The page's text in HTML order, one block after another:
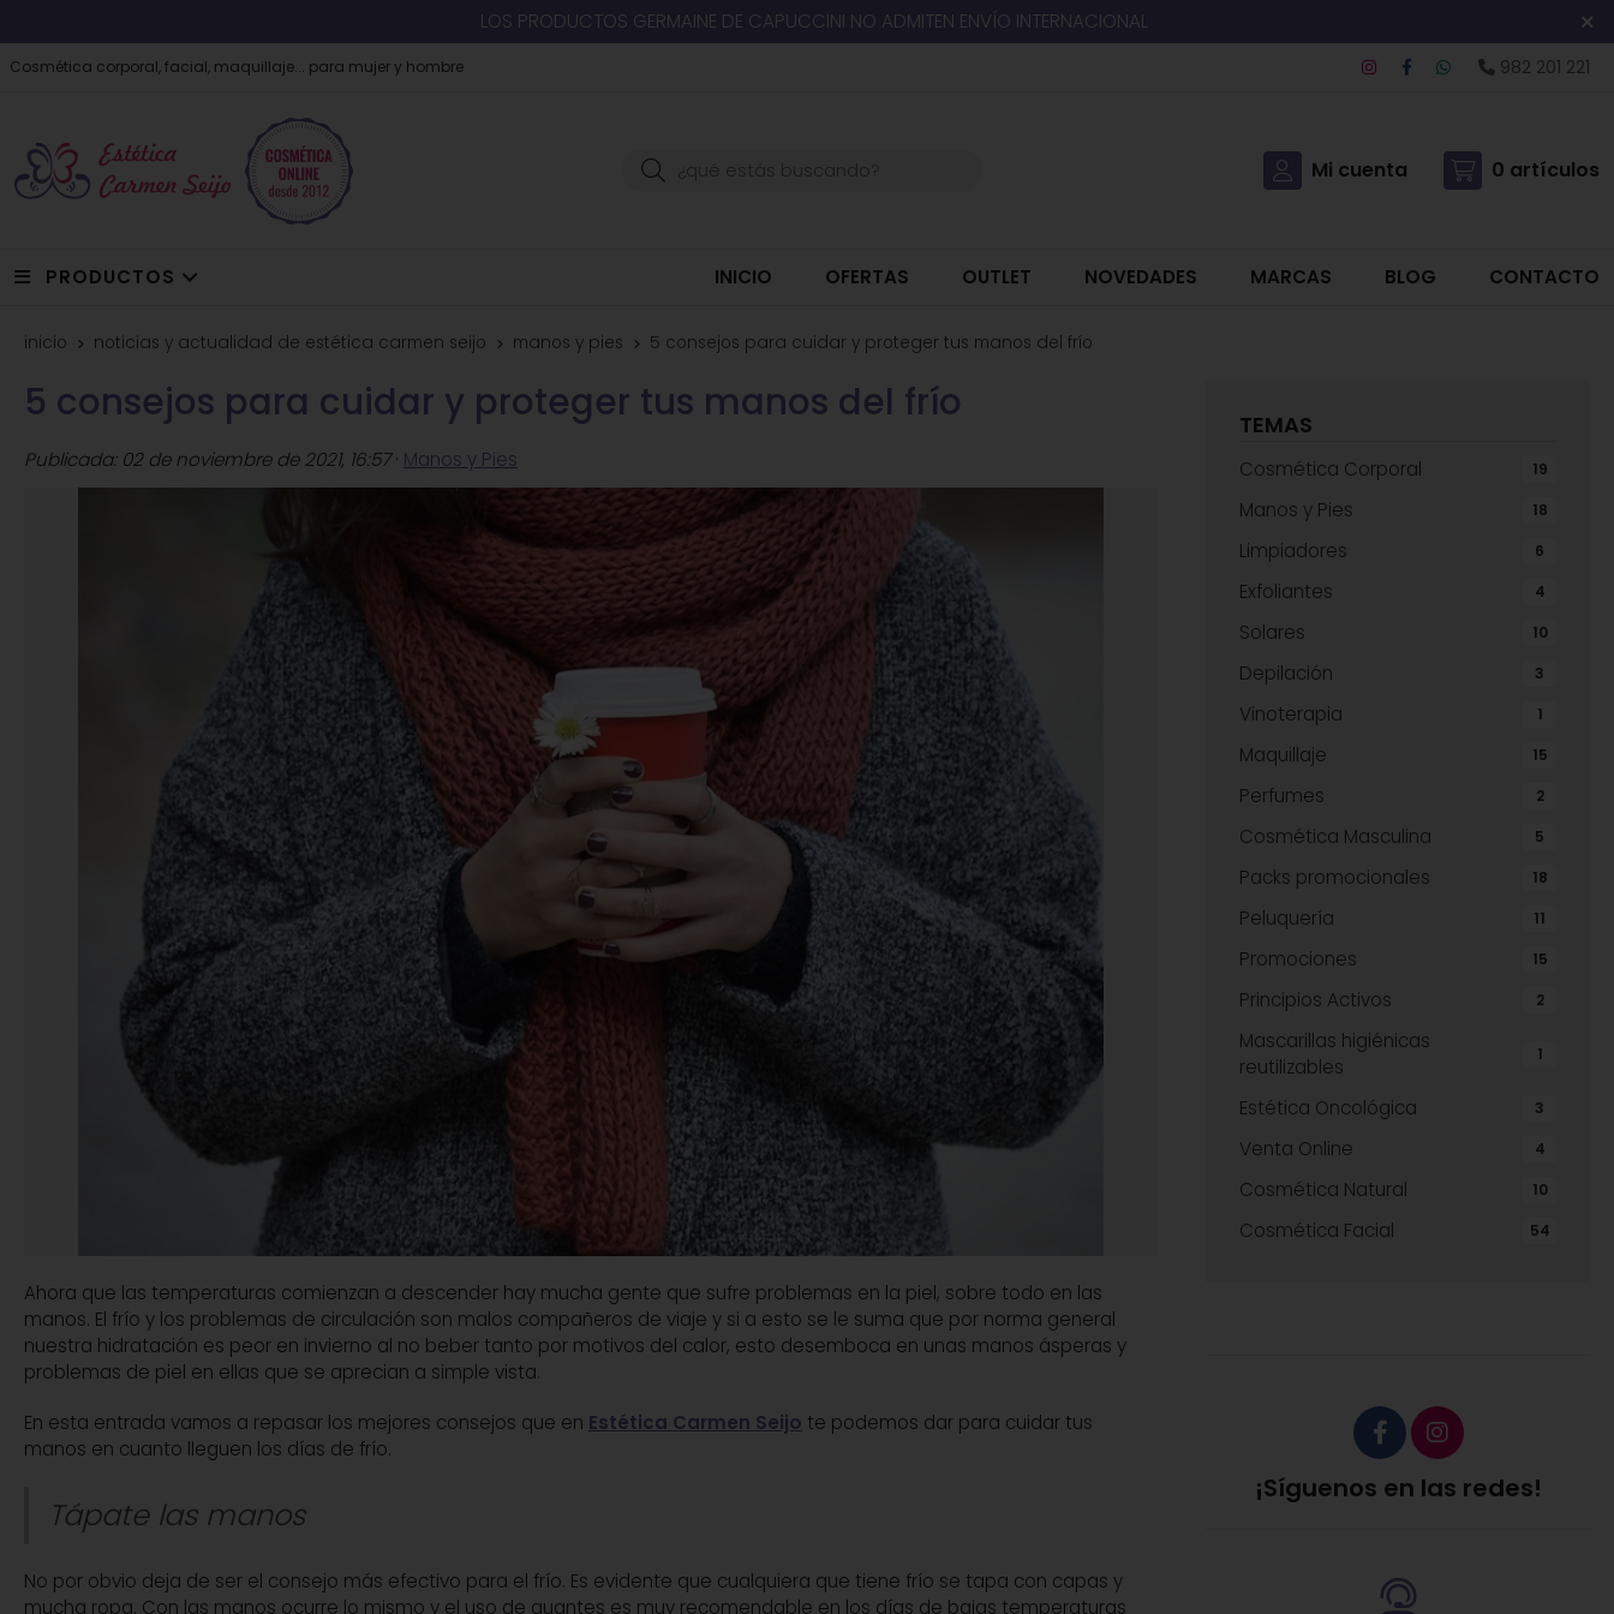
LOS PRODUCTOS GERMAINE DE CAPUCCINI NO ADMITEN ENVÍO INTERNACIONAL
Cosmética corporal, facial, maquillaje... para mujer y hombre 982 201 221
Buscar Mi cuenta 0 artículos
PRODUCTOS INICIO OFERTAS OUTLET NOVEDADES MARCAS BLOG CONTACTO
inicio noticias y actualidad de estética carmen seijo manos y pies 5 consejos para cuidar y proteger tus manos del frío
TEMAS
Cosmética Facial 54
Cosmética Corporal 19
Manos y Pies 18
Limpiadores 6
Exfoliantes 4
Solares 10
Depilación 3
Vinoterapia 1
Maquillaje 15
Perfumes 2
Cosmética Masculina 5
Packs promocionales 18
Peluquería 11
Promociones 15
Principios Activos 2
Mascarillas higiénicas
reutilizables
1
Estética Oncológica 3
Venta Online 4
Cosmética Natural 10
5 consejos para cuidar y proteger tus manos del frío
Publicada: 02 de noviembre de 2021, 16:57· Manos y Pies
Ahora que las temperaturas comienzan a descender hay mucha gente que sufre problemas en la piel, sobre todo en las
manos. El frío y los problemas de circulación son malos compañeros de viaje y si a esto se le suma que por norma general
nuestra hidratación es peor en invierno al no beber tanto por motivos del calor, esto desemboca en unas manos ásperas y
problemas de piel en ellas que se aprecian a simple vista.
En esta entrada vamos a repasar los mejores consejos que en Estética Carmen Seijo te podemos dar para cuidar tus
manos en cuanto lleguen los días de frío.
Tápate las manos
No por obvio deja de ser el consejo más efectivo para el frío. Es evidente que cualquiera que tiene frío se tapa con capas y
mucha ropa. Con las manos ocurre lo mismo y el uso de guantes es muy recomendable en los días de bajas temperaturas
¡Síguenos en las redes!